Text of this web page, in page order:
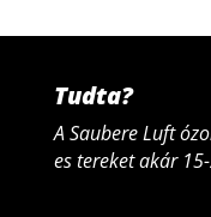
Tudta?
A Saubere Luft
es tereket akár